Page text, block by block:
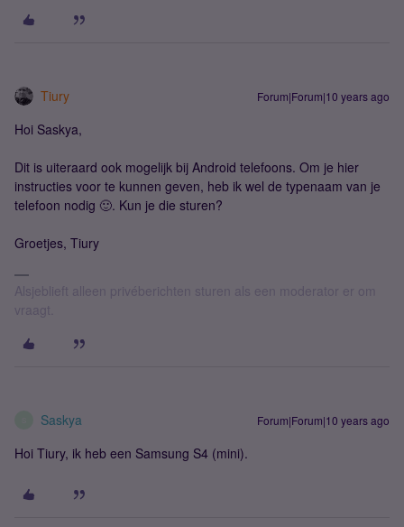
Tiury Forum|Forum|10 years ago
Hoi Saskya,
Dit is uiteraard ook mogelijk bij Android telefoons. Om je hier
instructies voor te kunnen geven, heb ik wel de typenaam van je
telefoon nodig 🙂. Kun je die sturen?
Groetjes, Tiury
Alsjeblieft alleen privéberichten sturen als een moderator er om
vraagt.
Saskya Forum|Forum|10 years ago
Hoi Tiury, ik heb een Samsung S4 (mini).